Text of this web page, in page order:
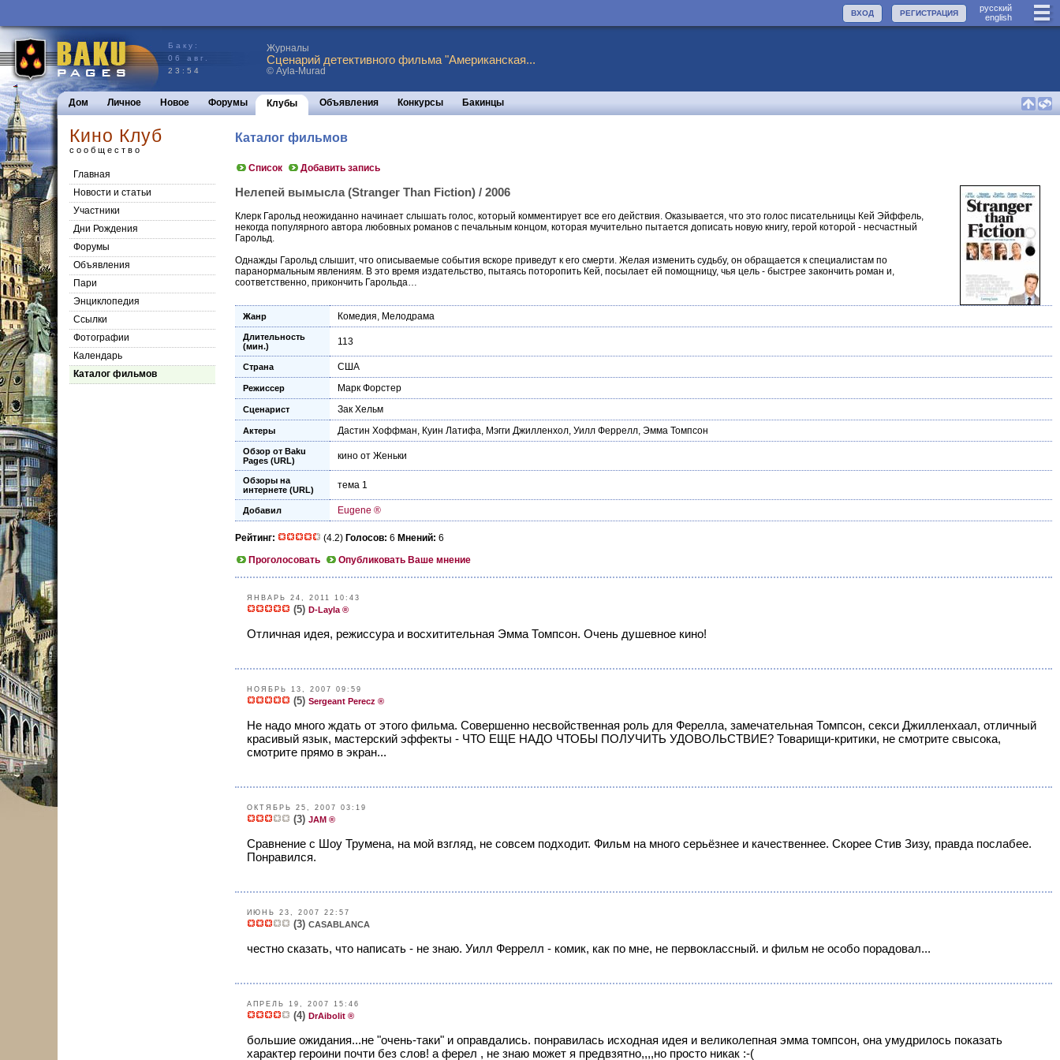
руccкий
english
РЕГИСТРАЦИЯ
ВХОД
Баку:
06 авг.
23:54
Журналы
Сценарий детективного фильма "Американская...
© Ayla-Murad
Дом Личное Новое Форумы Клубы Объявления Конкурсы Бакинцы
Кино Клуб
сообщество
Главная
Новости и статьи
Участники
Дни Рождения
Форумы
Объявления
Пари
Энциклопедия
Cсылки
Фотографии
Календарь
Каталог фильмов
Каталог фильмов
Список Добавить запись
Нелепей вымысла (Stranger Than Fiction) / 2006
Клерк Гарольд неожиданно начинает слышать голос, который комментирует все его действия. Оказывается, что это голос писательницы Кей Эйффель,
некогда популярного автора любовных романов с печальным концом, которая мучительно пытается дописать новую книгу, герой которой - несчастный
Гарольд.
Однажды Гарольд слышит, что описываемые события вскоре приведут к его смерти. Желая изменить судьбу, он обращается к специалистам по
паранормальным явлениям. В это время издательство, пытаясь поторопить Кей, посылает ей помощницу, чья цель - быстрее закончить роман и,
соответственно, прикончить Гарольда…
Жанр Комедия, Мелодрама
Длительность
(мин.)
113
Страна США
Режиссер Марк Форстер
Сценарист Зак Хельм
Актеры Дастин Хоффман, Куин Латифа, Мэгги Джилленхол, Уилл Феррелл, Эмма Томпсон
Обзор от Baku
Pages (URL)
кино от Женьки
Обзоры на
интернете (URL)
тема 1
Добавил Eugene ®
Рейтинг: (4.2) Голосов: 6 Мнений: 6
Проголосовать
Опубликовать Ваше мнение
ЯНВАРЬ 24, 2011 10:43
(5) D-Layla ®
Отличная идея, режиссура и восхитительная Эмма Томпсон. Очень душевное кино!
НОЯБРЬ 13, 2007 09:59
(5) Sergeant Perecz ®
Не надо много ждать от этого фильма. Совершенно несвойственная роль для Ферелла, замечательная Томпсон, секси Джилленхаал, отличный
красивый язык, мастерский эффекты - ЧТО ЕЩЕ НАДО ЧТОБЫ ПОЛУЧИТЬ УДОВОЛЬСТВИЕ? Товарищи-критики, не смотрите свысока,
смотрите прямо в экран...
ОКТЯБРЬ 25, 2007 03:19
(3) JAM ®
Сравнение с Шоу Трумена, на мой взгляд, не совсем подходит. Фильм на много серьёзнее и качественнее. Скорее Стив Зизу, правда послабее.
Понравился.
ИЮНЬ 23, 2007 22:57
(3) CASABLANCA
честно сказать, что написать - не знаю. Уилл Феррелл - комик, как по мне, не первоклассный. и фильм не особо порадовал...
АПРЕЛЬ 19, 2007 15:46
(4) DrAibolit ®
большие ожидания...не "очень-таки" и оправдались. понравилась исходная идея и великолепная эмма томпсон, она умудрилось показать
характер героини почти без слов! а ферел , не знаю может я предвзятно,,,,но просто никак :-(